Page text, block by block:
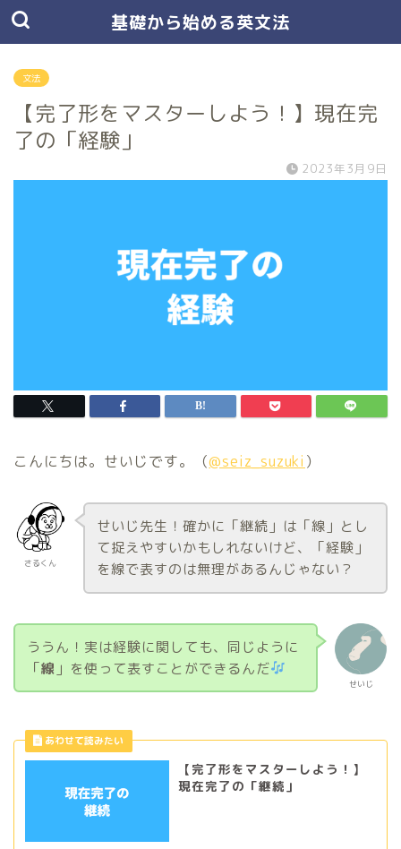
基礎から始める英文法
文法
【完了形をマスターしよう！】現在完
了の「経験」
2023年3月9日
こんにちは。せいじです。（@seiz_suzuki ）
さるくん
せいじ先生！確かに「継続」は「線」とし
て捉えやすいかもしれないけど、「経験」
を線で表すのは無理があるんじゃない？
せいじ
ううん！実は経験に関しても、同じように
「線 」を使って表すことができるんだ
【完了形をマスターしよう！】
現在完了の「継続」